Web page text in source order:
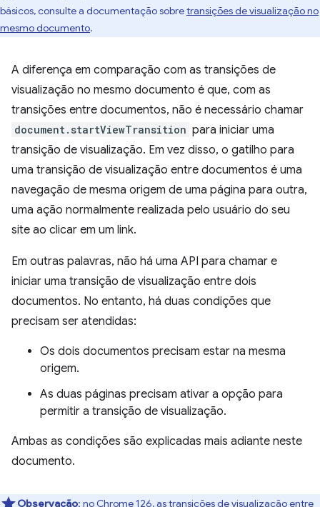
básicos, consulte a documentação sobretransições de visualização no
mesmo documento.
A diferença em comparação com as transições de
visualização no mesmo documento é que, com as
transições entre documentos, não é necessário chamar
document.startViewTransition para iniciar uma
transição de visualização. Em vez disso, o gatilho para
uma transição de visualização entre documentos é uma
navegação de mesma origem de uma página para outra,
uma ação normalmente realizada pelo usuário do seu
site ao clicar em um link.
Em outras palavras, não há uma API para chamar e
iniciar uma transição de visualização entre dois
documentos. No entanto, há duas condições que
precisam ser atendidas:
Os dois documentos precisam estar na mesma
origem.
As duas páginas precisam ativar a opção para
permitir a transição de visualização.
Ambas as condições são explicadas mais adiante neste
documento.
Observação: no Chrome 126, as transições de visualização entre